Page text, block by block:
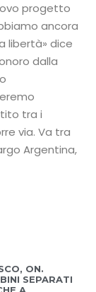
progetto
ancora
libertà» dice
dalla
tra i
via. Va tra
Argentina,
ON.
SEPARATI
A